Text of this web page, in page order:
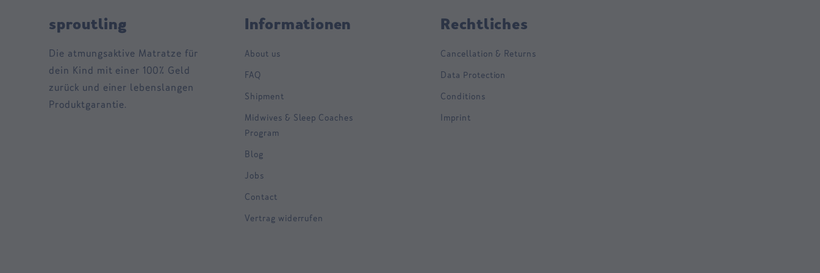
sproutling
Die atmungsaktive Matratze für
dein Kind mit einer 100% Geld
zurück und einer lebenslangen
Produktgarantie.
Informationen
About us
FAQ
Shipment
Midwives & Sleep Coaches
Program
Blog
Jobs
Contact
Vertrag widerrufen
Rechtliches
Cancellation & Returns
Data Protection
Conditions
Imprint